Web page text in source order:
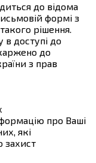
до відома
формі з
рішення.
в доступі до
до
з прав
про Ваші
які
захист